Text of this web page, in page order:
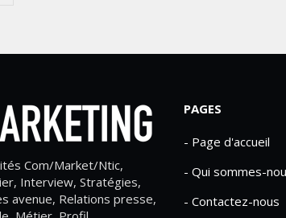
Com/Market/Ntic,
Interview, Stratégies,
avenue, Relations presse,
PAGES
- Page d'accueil
- Qui sommes-
- Contactez-nous